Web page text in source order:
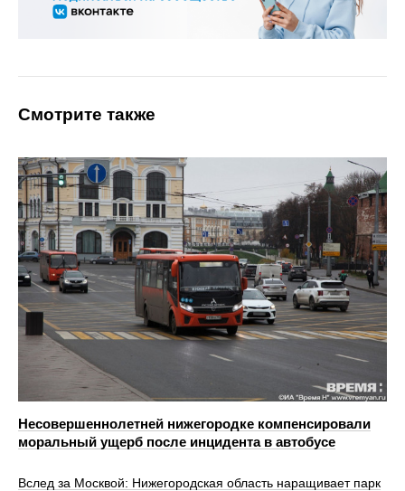
Смотрите также
Несовершеннолетней нижегородке компенсировали
моральный ущерб после инцидента в автобусе
Вслед за Москвой: Нижегородская область наращивает парк